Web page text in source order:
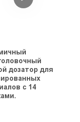
дозатор для
с 14